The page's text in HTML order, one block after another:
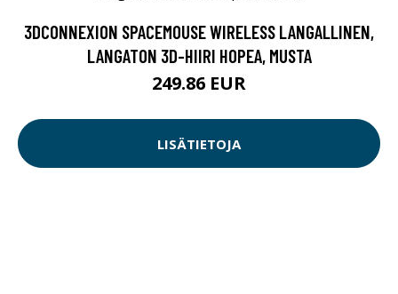
3DCONNEXION SPACEMOUSE WIRELESS LANGALLINEN,
LANGATON 3D-HIIRI HOPEA, MUSTA
249.86 EUR
LISÄTIETOJA